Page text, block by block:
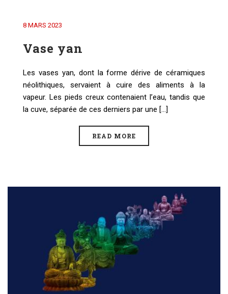
8 MARS 2023
Vase yan
Les vases yan, dont la forme dérive de céramiques
néolithiques, servaient à cuire des aliments à la
vapeur. Les pieds creux contenaient l’eau, tandis que
la cuve, séparée de ces derniers par une [...]
READ MORE